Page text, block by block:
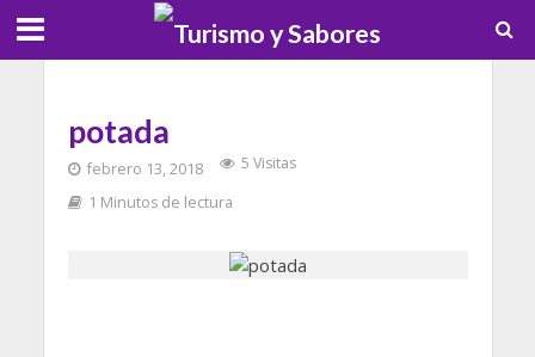
potada
febrero 13, 2018
5 Visitas
1 Minutos de lectura